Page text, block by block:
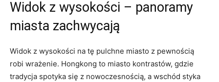
Widok z wysokości​ – ​panoramy
miasta‌ zachwycają
Widok z wysokości na tę⁣ pulchne‍ miasto z pewnością
‍robi ‍wrażenie. Hongkong‌ to miasto‍ kontrastów, gdzie ​
tradycja spotyka się z nowoczesnością,​ a ‌wschód ⁣styka